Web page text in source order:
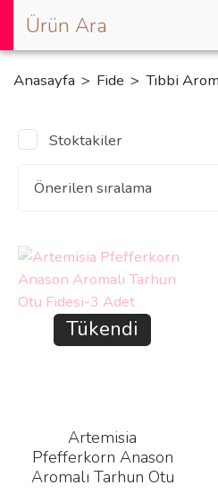
Anasayfa Fide Tıbbi
Stoktakiler
Tükendi
Artemisia
Pfefferkorn Anason
Aromalı Tarhun Otu